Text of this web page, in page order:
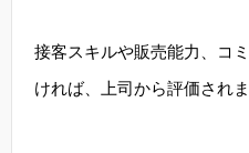
接客スキルや販売能力、コ
ければ、上司から評価されま